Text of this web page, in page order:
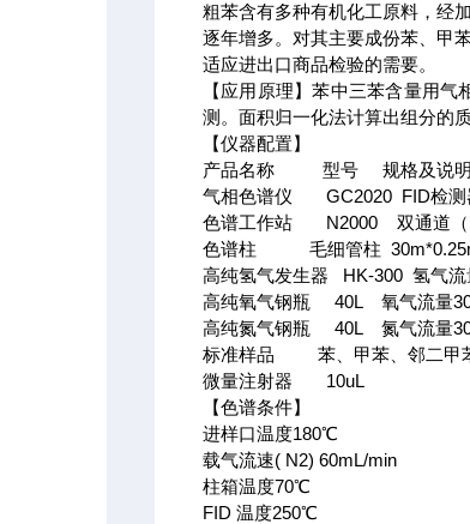
粗苯含有多种有机化工原料，经
逐年增多。对其主要成份苯、甲
适应进出口商品检验的需要。
【应用原理】苯中三苯含量用
测。面积归一化法计算出组分的
【仪器配置】
产品名称 型号 规格及说明
气相色谱仪 GC2020 FID检测
色谱工作站 N2000 双通道（
色谱柱 毛细管柱
高纯氢气发生器 HK-300 氢气流
高纯氧气钢瓶 40L 氧气流量
高纯氮气钢瓶 40L 氮气流量
标准样品 苯、甲苯、邻二甲苯
微量注射器 10uL
【色谱条件】
进样口温度180℃
载气流速( N2) 60mL/min
柱箱温度70℃
FID 温度250℃